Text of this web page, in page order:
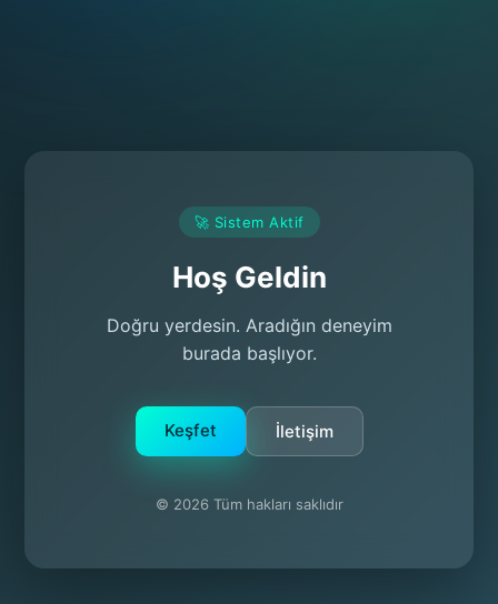
🚀 Sistem Aktif
Hoş Geldin
Doğru yerdesin. Aradığın deneyim
burada başlıyor.
Keşfet İletişim
© 2026 Tüm hakları saklıdır